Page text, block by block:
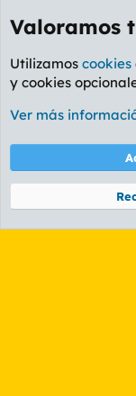
Etiquetas
Cookies
PL
Community platform by
Valoramos
Utilizamos cookies
y cookies
Ver más